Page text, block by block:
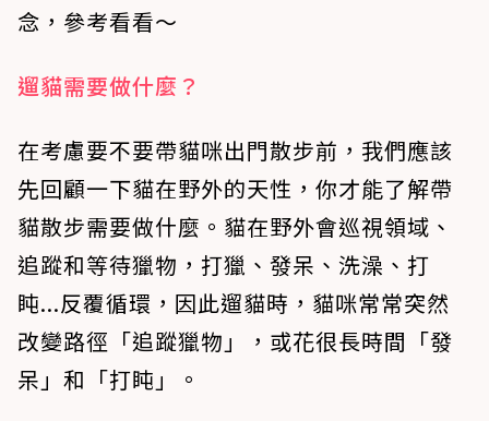
念，參考看看～
​遛貓需要做什麼？
​在考慮要不要帶貓咪出門散步前，我們應該
先回顧一下貓在野外的天性，你才能了解帶
貓散步需要做什麼。貓在野外會巡視領域、
追蹤和等待獵物，打獵、發呆、洗澡、打
盹...反覆循環，因此遛貓時，貓咪常常突然
改變路徑「追蹤獵物」，或花很長時間「發
呆」和「打盹」。